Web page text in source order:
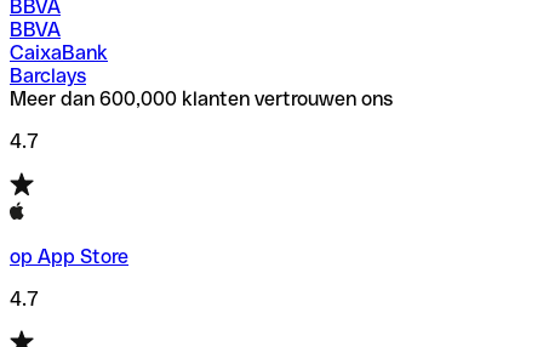
BBVA
BBVA
CaixaBank
Barclays
Meer dan 600,000 klanten vertrouwen ons
4.7
op App Store
4.7